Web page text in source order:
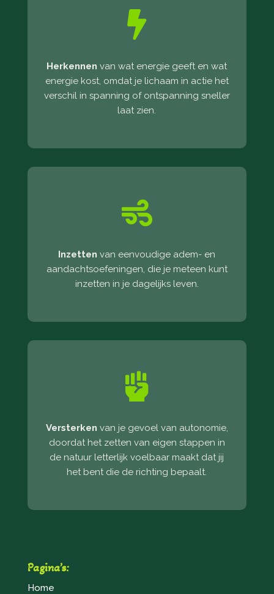

Herkennen van wat energie geeft en wat
energie kost, omdat je lichaam in actie het
verschil in spanning of ontspanning sneller
laat zien.

Inzetten van eenvoudige adem- en
aandachtsoefeningen, die je meteen kunt
inzetten in je dagelijks leven.

Versterken van je gevoel van autonomie,
doordat het zetten van eigen stappen in
de natuur letterlijk voelbaar maakt dat jij
het bent die de richting bepaalt.
Pagina’s:
Home